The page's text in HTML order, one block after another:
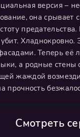
версия –
она
Хладнокровно.
Теперь её
а родные стены
жаждой
прочность
Смотреть